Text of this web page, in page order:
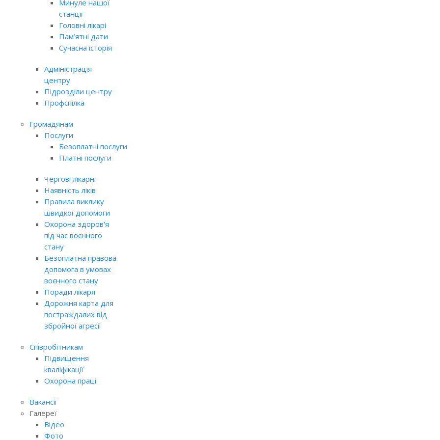
Минуле нашої
станції
Головні лікарі
Пам’ятні дати
Сучасна історія
Адміністрація
центру
Підрозділи центру
Профспілка
Громадянам
Послуги
Безоплатні послуги
Платні послуги
Чергові лікарні
Наявність ліків
Правила виклику
швидкої допомоги
Охорона здоров'я
під час воєнного
стану
Безоплатна правова
допомога в умовах
воєнного стану
Поради лікаря
Дорожня карта для
постраждалих від
збройної агресії
Співробітникам
Підвищення
кваліфікації
Охорона праці
Вакансії
Галереї
Відео
Фото